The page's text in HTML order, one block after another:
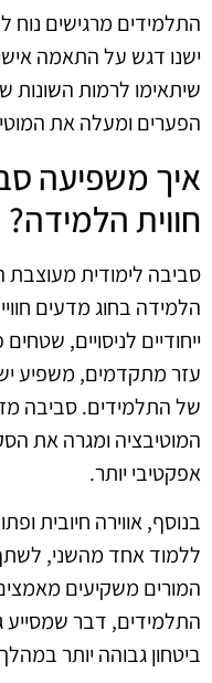
התלמידים מרגישים נוח
ישנו דגש על התאמה
שיתאימו לרמות
הפערים ומעלה את
איך משפיעה
חווית הלמידה?
סביבה לימודית מעוצבת
הלמידה בחוג מדעים
ייחודיים לניסויים,
עזר מתקדמים, משפיע
של התלמידים. סביבה
המוטיבציה ומגרה את
אפקטיבי יותר.
בנוסף, אווירה חיובית
ללמוד אחד מהשני,
המורים משקיעים
התלמידים, דבר
ביטחון גבוהה יותר